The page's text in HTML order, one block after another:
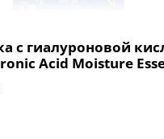
c гиалуроновой
Acid Moisture